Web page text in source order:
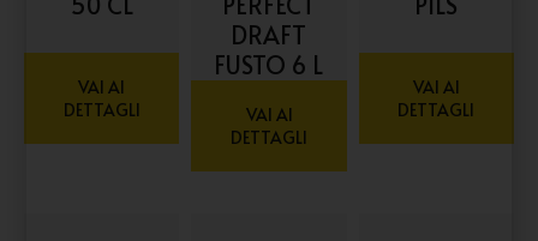
VAI AI
DETTAGLI
DRAFT
FUSTO 6 L
VAI AI
DETTAGLI
VAI AI
DETTAGLI